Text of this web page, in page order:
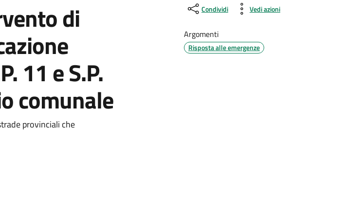
di
11 e S.P.
comunale
provinciali che
Condividi Vedi azioni
Argomenti
Risposta alle emergenze